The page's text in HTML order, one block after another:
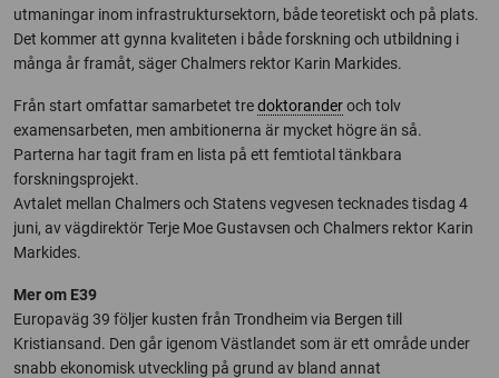
utmaningar inom infrastruktursektorn, både teoretiskt och på plats.
Det kommer att gynna kvaliteten i både forskning och utbildning i
många år framåt, säger Chalmers rektor Karin Markides.
Från start omfattar samarbetet tredoktoranderoch tolv
examensarbeten, men ambitionerna är mycket högre än så.
Parterna har tagit fram en lista på ett femtiotal tänkbara
forskningsprojekt.
Avtalet mellan Chalmers och Statens vegvesen tecknades tisdag 4
juni, av vägdirektör Terje Moe Gustavsen och Chalmers rektor Karin
Markides.
Mer om E39
Europaväg 39 följer kusten från Trondheim via Bergen till
Kristiansand. Den går igenom Västlandet som är ett område under
snabb ekonomisk utveckling på grund av bland annat